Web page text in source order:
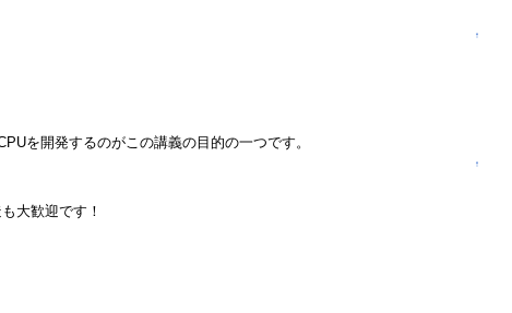
↑
を開発するのがこの講義の目的の一つです。
↑
大歓迎です！